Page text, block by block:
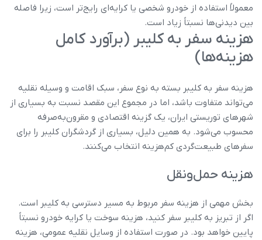
معمولاً استفاده از خودرو شخصی یا کرایه‌ای رایج‌تر است، زیرا فاصله
بین دیدنی‌ها نسبتاً زیاد است.
هزینه سفر به کلیبر (برآورد کامل
هزینه‌ها)
هزینه سفر به کلیبر بسته به نوع سفر، سبک اقامت و وسیله نقلیه
می‌تواند متفاوت باشد، اما در مجموع این مقصد نسبت به بسیاری از
شهرهای توریستی ایران، یک گزینه اقتصادی و مقرون‌به‌صرفه
محسوب می‌شود. به همین دلیل، بسیاری از گردشگران کلیبر را برای
سفرهای طبیعت‌گردی کم‌هزینه انتخاب می‌کنند.
هزینه حمل‌ونقل
بخش مهمی از هزینه سفر مربوط به مسیر دسترسی به کلیبر است.
اگر از تبریز به کلیبر سفر کنید، هزینه سوخت یا کرایه خودرو نسبتاً
پایین خواهد بود. در صورت استفاده از وسایل نقلیه عمومی، هزینه